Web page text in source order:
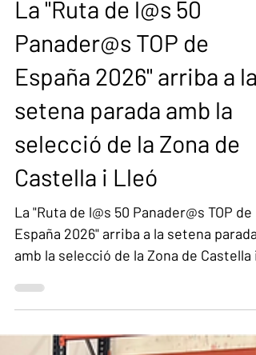
Estrelles DIR-INFORMÀTICA
La "Ruta de l@s 50
Panader@s TOP de
España 2026" arriba a la
setena parada amb la
selecció de la Zona de
Castella i Lleó
La "Ruta de l@s 50 Panader@s TOP de
amb la selecció de la Zona de Castella i
Lleó